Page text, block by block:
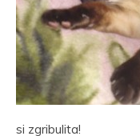
si zgribulita!